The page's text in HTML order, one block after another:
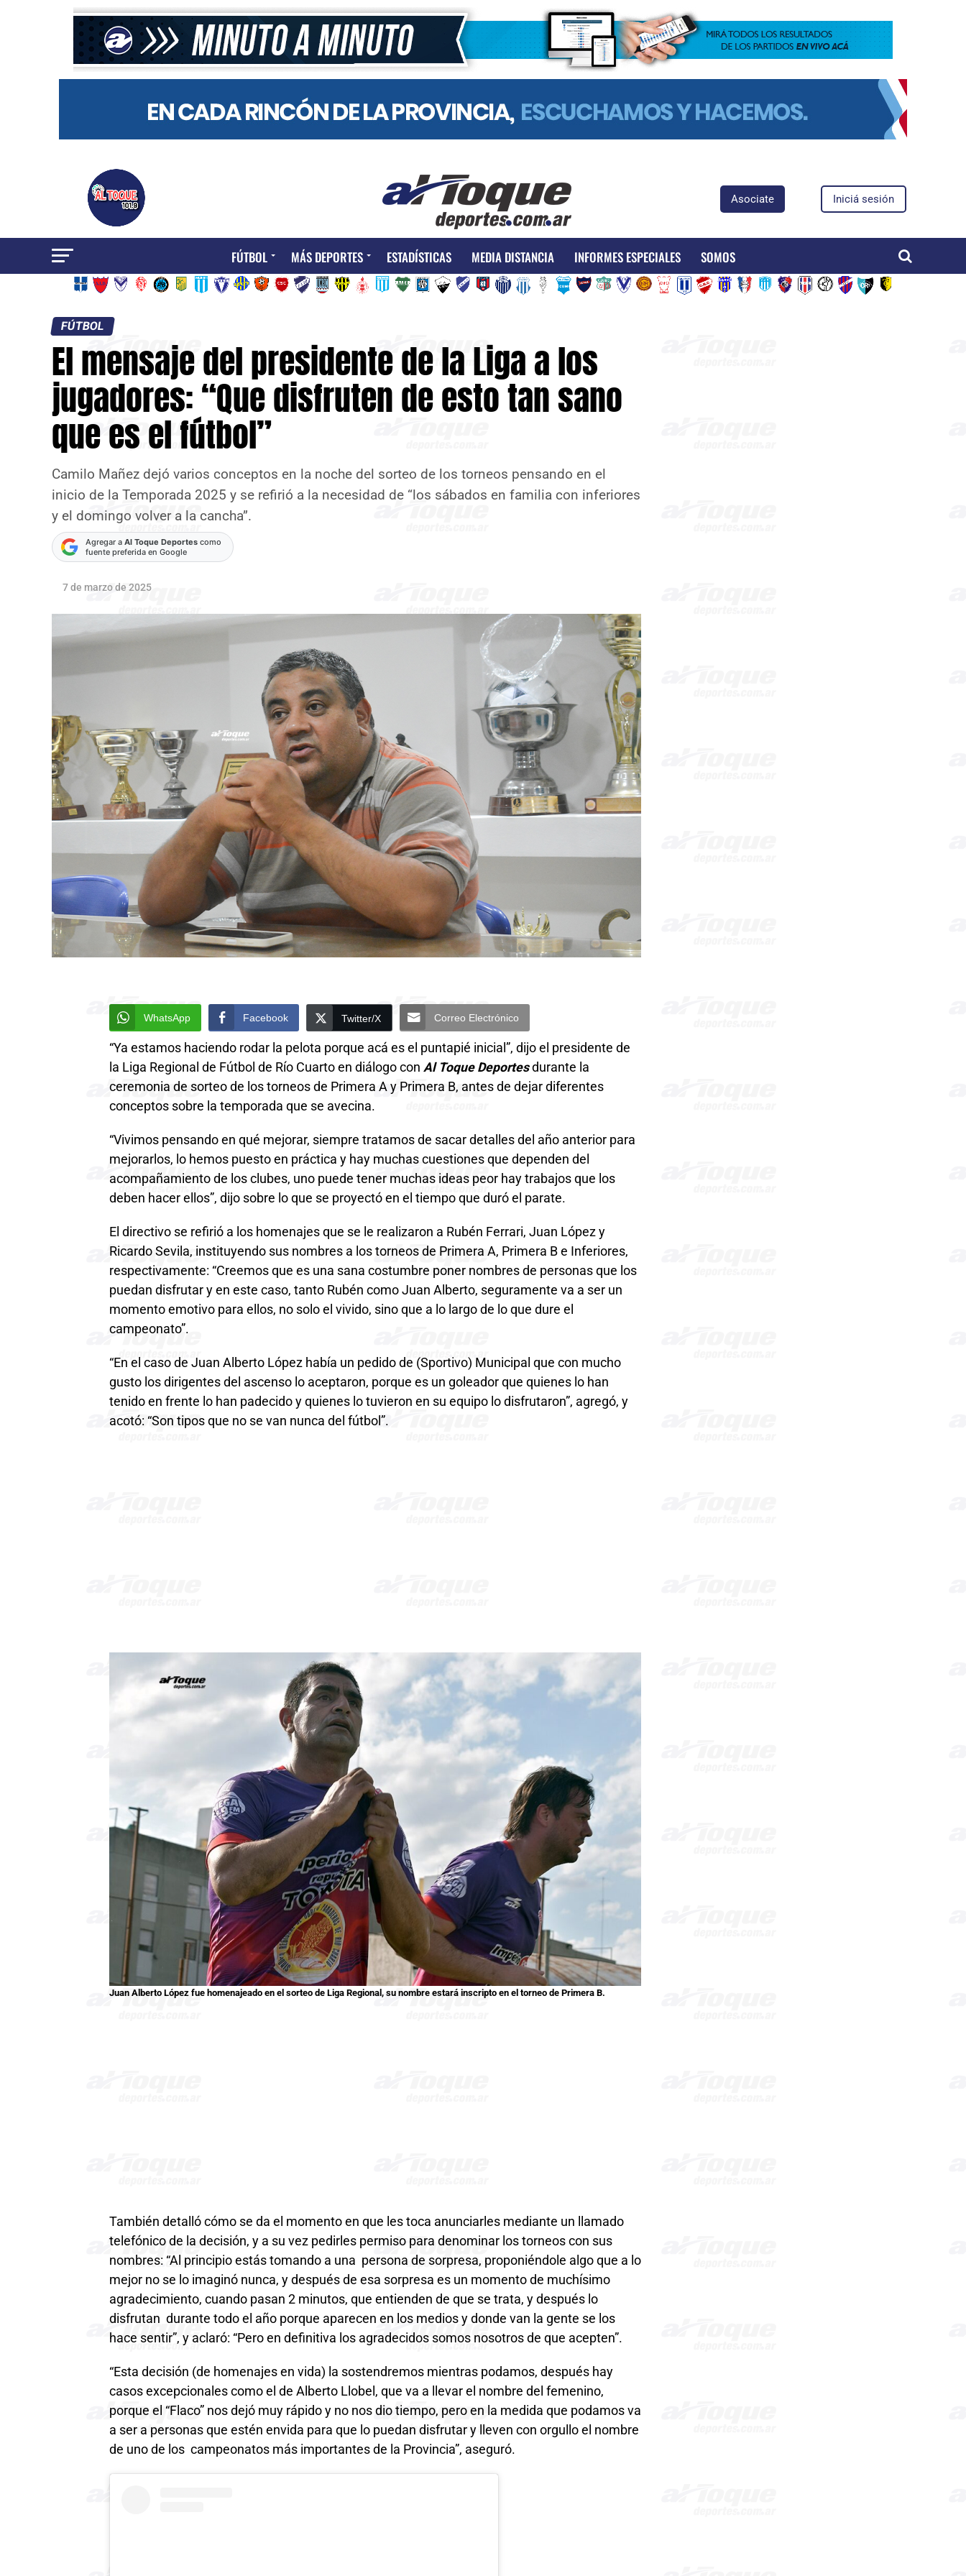
Asociate Iniciá sesión
FÚTBOL MÁS DEPORTES ESTADÍSTICAS MEDIA DISTANCIA INFORMES ESPECIALES SOMOS
FÚTBOL
El mensaje del presidente de la Liga a los
jugadores: “Que disfruten de esto tan sano
que es el fútbol”
Camilo Mañez dejó varios conceptos en la noche del sorteo de los torneos pensando en el
inicio de la Temporada 2025 y se refirió a la necesidad de “los sábados en familia con inferiores
y el domingo volver a la cancha”.
Agregar a Al Toque Deportes como
fuente preferida en Google
7 de marzo de 2025
WhatsApp Facebook Twitter/X Correo Electrónico
“Ya estamos haciendo rodar la pelota porque acá es el puntapié inicial”, dijo el presidente de
la Liga Regional de Fútbol de Río Cuarto en diálogo con Al Toque Deportesdurante la
ceremonia de sorteo de los torneos de Primera A y Primera B, antes de dejar diferentes
conceptos sobre la temporada que se avecina.
“Vivimos pensando en qué mejorar, siempre tratamos de sacar detalles del año anterior para
mejorarlos, lo hemos puesto en práctica y hay muchas cuestiones que dependen del
acompañamiento de los clubes, uno puede tener muchas ideas peor hay trabajos que los
deben hacer ellos”, dijo sobre lo que se proyectó en el tiempo que duró el parate.
El directivo se refirió a los homenajes que se le realizaron a Rubén Ferrari, Juan López y
Ricardo Sevila, instituyendo sus nombres a los torneos de Primera A, Primera B e Inferiores,
respectivamente: “Creemos que es una sana costumbre poner nombres de personas que los
puedan disfrutar y en este caso, tanto Rubén como Juan Alberto, seguramente va a ser un
momento emotivo para ellos, no solo el vivido, sino que a lo largo de lo que dure el
campeonato”.
“En el caso de Juan Alberto López había un pedido de (Sportivo) Municipal que con mucho
gusto los dirigentes del ascenso lo aceptaron, porque es un goleador que quienes lo han
tenido en frente lo han padecido y quienes lo tuvieron en su equipo lo disfrutaron”, agregó, y
acotó: “Son tipos que no se van nunca del fútbol”.
Juan Alberto López fue homenajeado en el sorteo de Liga Regional, su nombre estará inscripto en el torneo de Primera B.
También detalló cómo se da el momento en que les toca anunciarles mediante un llamado
telefónico de la decisión, y a su vez pedirles permiso para denominar los torneos con sus
nombres: “Al principio estás tomando a una persona de sorpresa, proponiéndole algo que a lo
mejor no se lo imaginó nunca, y después de esa sorpresa es un momento de muchísimo
agradecimiento, cuando pasan 2 minutos, que entienden de que se trata, y después lo
disfrutan durante todo el año porque aparecen en los medios y donde van la gente se los
hace sentir”, y aclaró: “Pero en definitiva los agradecidos somos nosotros de que acepten”.
“Esta decisión (de homenajes en vida) la sostendremos mientras podamos, después hay
casos excepcionales como el de Alberto Llobel, que va a llevar el nombre del femenino,
porque el “Flaco” nos dejó muy rápido y no nos dio tiempo, pero en la medida que podamos va
a ser a personas que estén envida para que lo puedan disfrutar y lleven con orgullo el nombre
de uno de los campeonatos más importantes de la Provincia”, aseguró.